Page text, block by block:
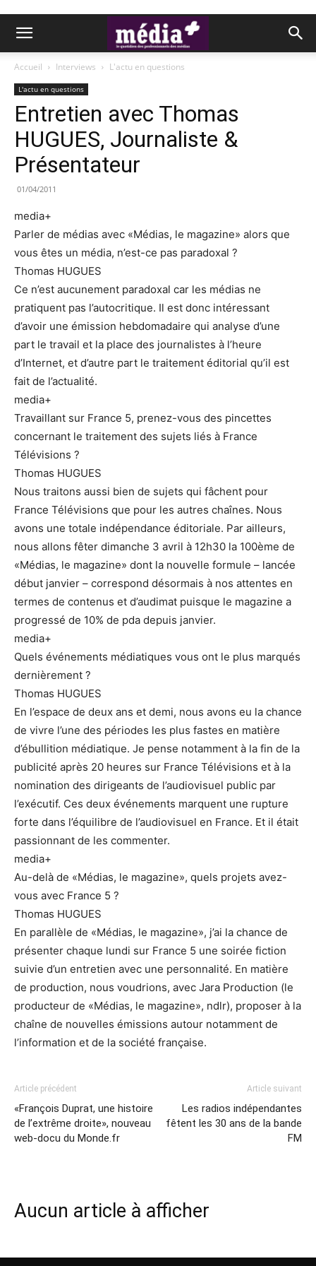
Accueil Interviews L'actu en questions
L'actu en questions
Entretien avec Thomas
HUGUES, Journaliste &
Présentateur
01/04/2011
media+
Parler de médias avec «Médias, le magazine» alors que
vous êtes un média, n’est-ce pas paradoxal ?
Thomas HUGUES
Ce n’est aucunement paradoxal car les médias ne
pratiquent pas l’autocritique. Il est donc intéressant
d’avoir une émission hebdomadaire qui analyse d’une
part le travail et la place des journalistes à l’heure
d’Internet, et d’autre part le traitement éditorial qu’il est
fait de l’actualité.
media+
Travaillant sur France 5, prenez-vous des pincettes
concernant le traitement des sujets liés à France
Télévisions ?
Thomas HUGUES
Nous traitons aussi bien de sujets qui fâchent pour
France Télévisions que pour les autres chaînes. Nous
avons une totale indépendance éditoriale. Par ailleurs,
nous allons fêter dimanche 3 avril à 12h30 la 100ème de
«Médias, le magazine» dont la nouvelle formule – lancée
début janvier – correspond désormais à nos attentes en
termes de contenus et d’audimat puisque le magazine a
progressé de 10% de pda depuis janvier.
media+
Quels événements médiatiques vous ont le plus marqués
dernièrement ?
Thomas HUGUES
En l’espace de deux ans et demi, nous avons eu la chance
de vivre l’une des périodes les plus fastes en matière
d’ébullition médiatique. Je pense notamment à la fin de la
publicité après 20 heures sur France Télévisions et à la
nomination des dirigeants de l’audiovisuel public par
l’exécutif. Ces deux événements marquent une rupture
forte dans l’équilibre de l’audiovisuel en France. Et il était
passionnant de les commenter.
media+
Au-delà de «Médias, le magazine», quels projets avez-
vous avec France 5 ?
Thomas HUGUES
En parallèle de «Médias, le magazine», j’ai la chance de
présenter chaque lundi sur France 5 une soirée fiction
suivie d’un entretien avec une personnalité. En matière
de production, nous voudrions, avec Jara Production (le
producteur de «Médias, le magazine», ndlr), proposer à la
chaîne de nouvelles émissions autour notamment de
l’information et de la société française.
Article précédent
«François Duprat, une histoire
de l’extrême droite», nouveau
web-docu du Monde.fr
Article suivant
Les radios indépendantes
fêtent les 30 ans de la bande
FM
Aucun article à afficher